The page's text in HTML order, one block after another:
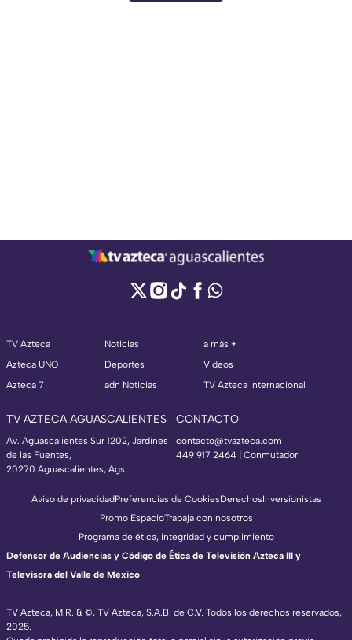
TV Azteca
Azteca UNO
Azteca 7
Noticias
Deportes
adn Noticias
a más +
Videos
TV Azteca Internacional
TV AZTECA AGUASCALIENTES
Av. Aguascalientes Sur 1202, Jardines
de las Fuentes,
20270 Aguascalientes, Ags.
CONTACTO
contacto@tvazteca.com
449 917 2464 | Conmutador
TV Azteca, M.R. & ©, TV Azteca, S.A.B. de C.V. Todos los derechos reservados,
2025.
Aviso de privacidadPreferencias de CookiesDerechosInversionistas
Promo EspacioTrabaja con nosotros
Programa de ética, integridad y cumplimiento
Defensor de Audiencias y Código de Ética de Televisión Azteca III y
Televisora del Valle de México